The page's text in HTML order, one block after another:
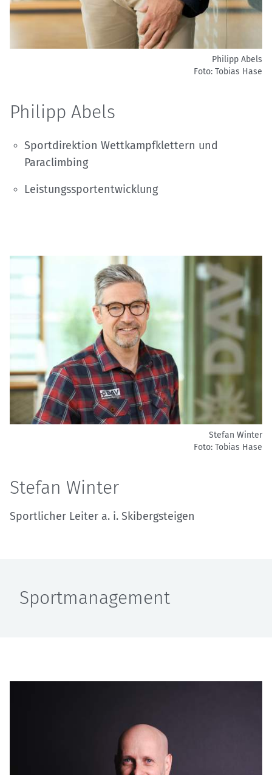
Philipp Abels
Foto: Tobias Hase
Philipp Abels
Sportdirektion Wettkampfklettern und
Paraclimbing
Leistungssportentwicklung
Stefan Winter
Foto: Tobias Hase
Stefan Winter
Sportlicher Leiter a. i. Skibergsteigen
Sportmanagement